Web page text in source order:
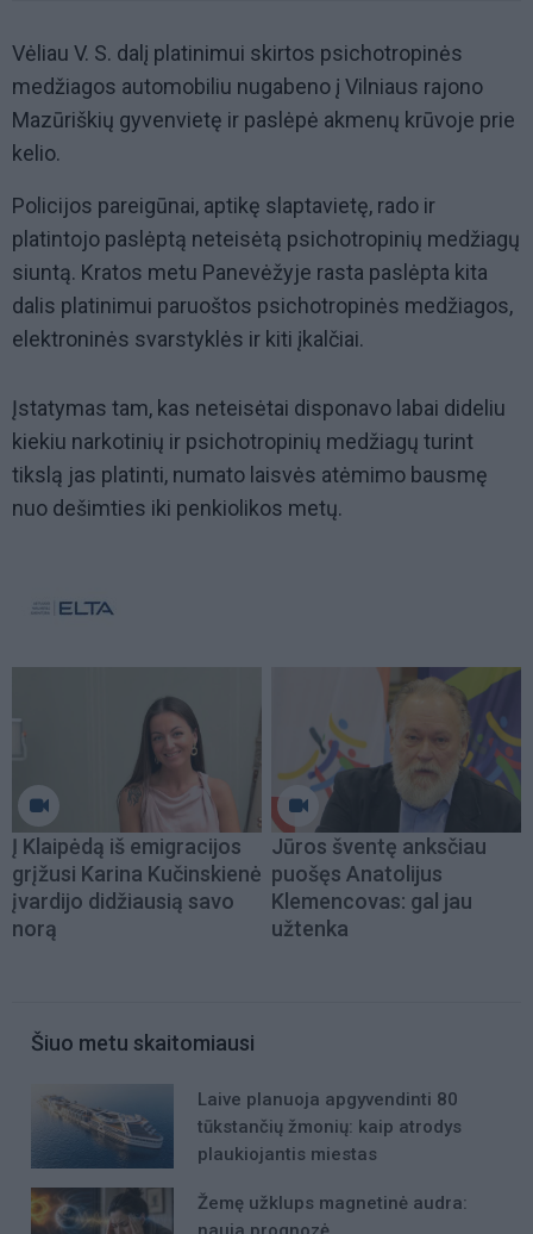
Vėliau V. S. dalį platinimui skirtos psichotropinės
medžiagos automobiliu nugabeno į Vilniaus rajono
Mazūriškių gyvenvietę ir paslėpė akmenų krūvoje prie
kelio.
Policijos pareigūnai, aptikę slaptavietę, rado ir
platintojo paslėptą neteisėtą psichotropinių medžiagų
siuntą. Kratos metu Panevėžyje rasta paslėpta kita
dalis platinimui paruoštos psichotropinės medžiagos,
elektroninės svarstyklės ir kiti įkalčiai.
Įstatymas tam, kas neteisėtai disponavo labai dideliu
kiekiu narkotinių ir psichotropinių medžiagų turint
tikslą jas platinti, numato laisvės atėmimo bausmę
nuo dešimties iki penkiolikos metų.
Į Klaipėdą iš emigracijos
grįžusi Karina Kučinskienė
įvardijo didžiausią savo
norą
Jūros šventę anksčiau
puošęs Anatolijus
Klemencovas: gal jau
užtenka
Šiuo metu skaitomiausi
Laive planuoja apgyvendinti 80
tūkstančių žmonių: kaip atrodys
plaukiojantis miestas
Žemę užklups magnetinė audra: